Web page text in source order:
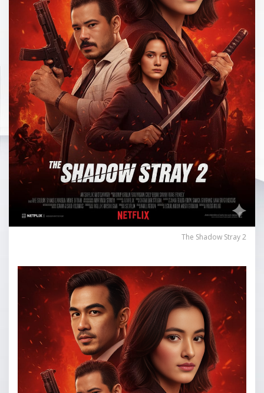
The Shadow Stray 2